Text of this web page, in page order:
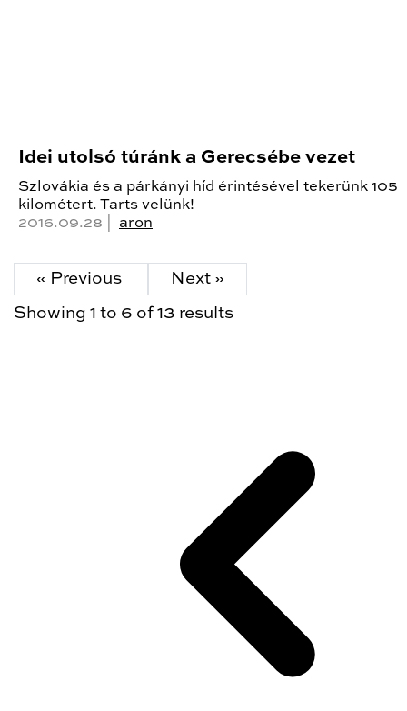
Idei utolsó túránk a Gerecsébe vezet
Szlovákia és a párkányi híd érintésével tekerünk 105
kilométert. Tarts velünk!
2016.09.28 | aron
« Previous Next »
Showing 1 to 6 of 13 results